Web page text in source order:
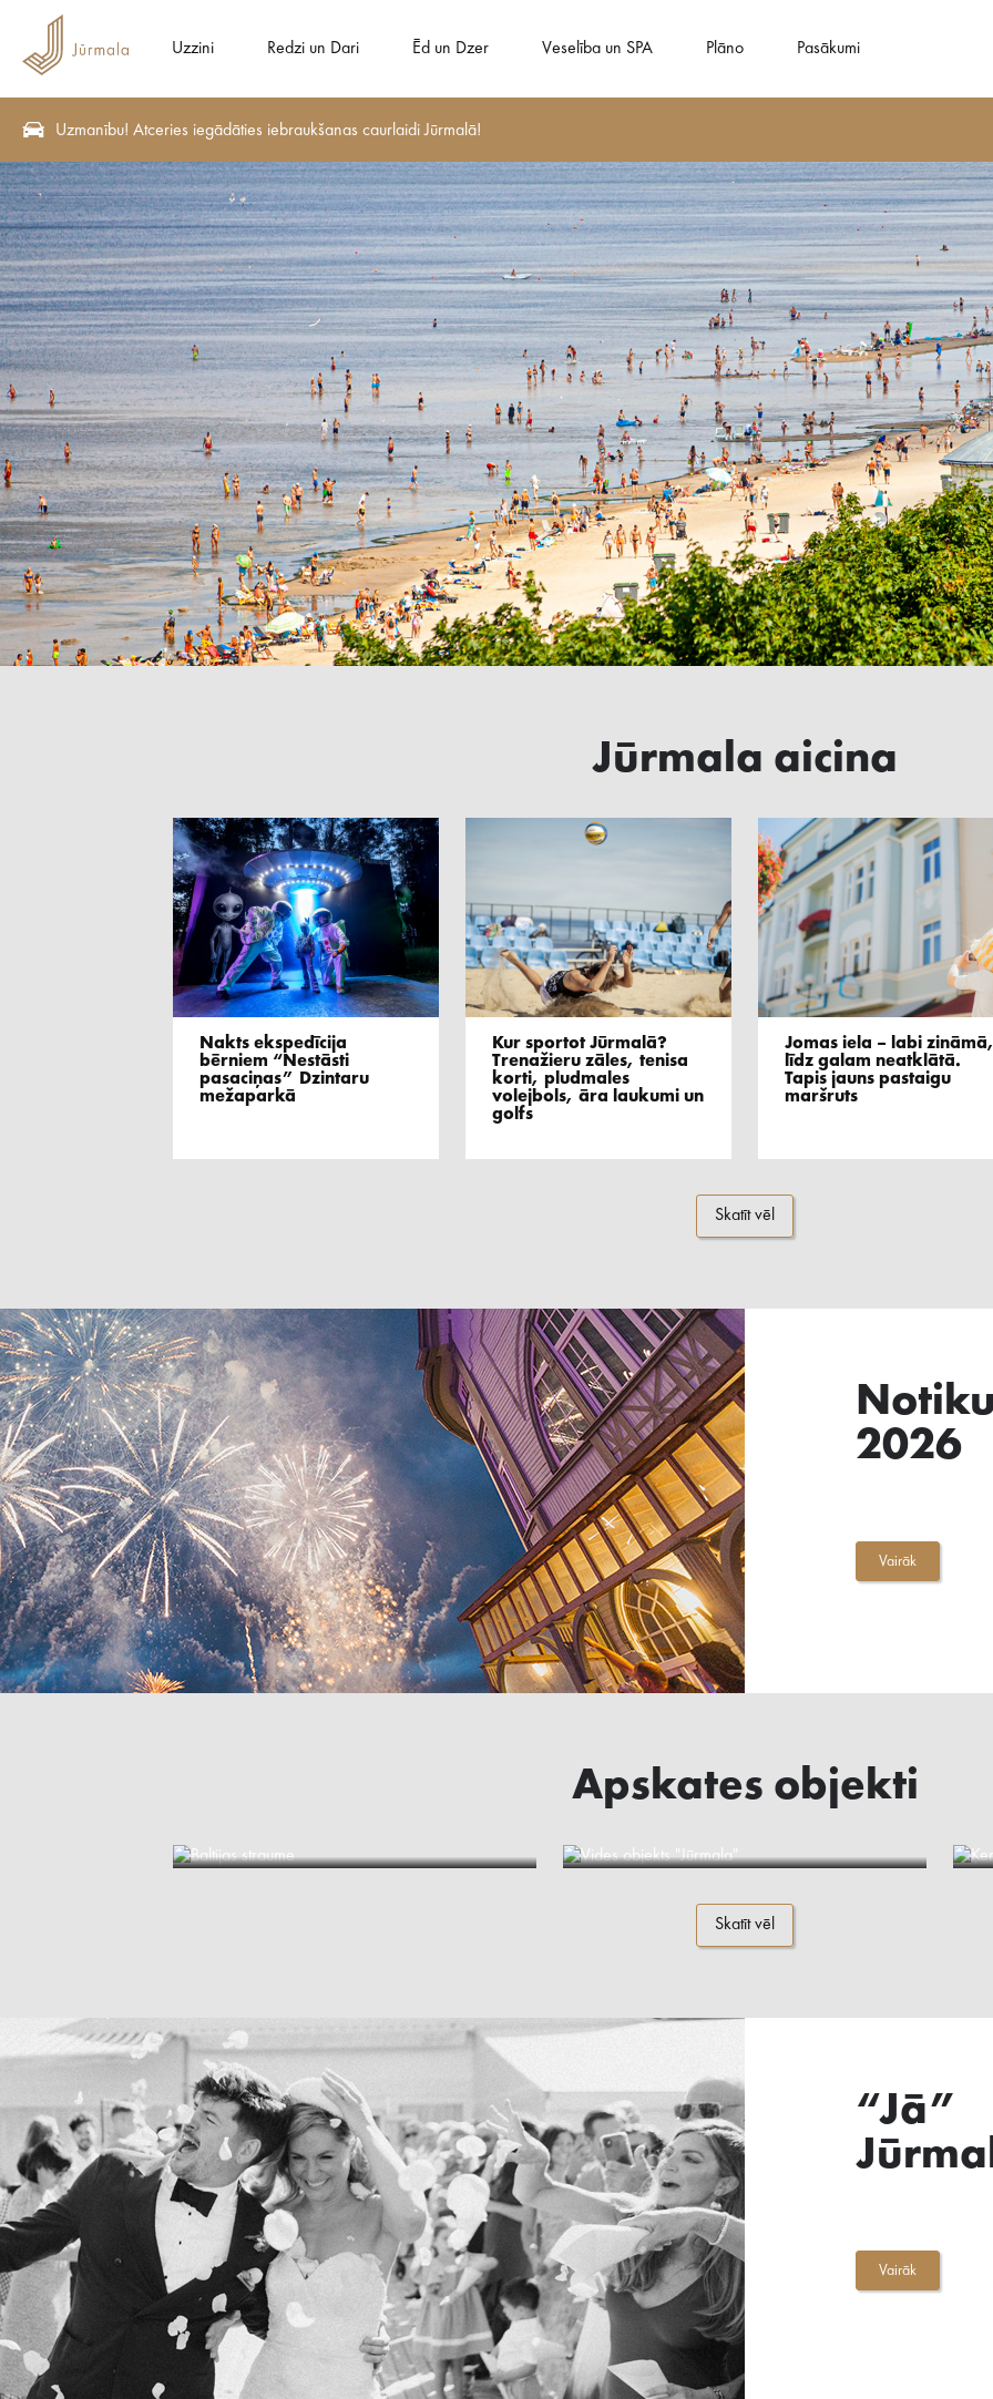
Uzzini Redzi un Dari Ēd un Dzer Veselība un SPA Plāno Pasākumi
Uzmanību! Atceries iegādāties iebraukšanas caurlaidi Jūrmalā!
Jūrmala aicina
Nakts ekspedīcija
bērniem “Nestāsti
pasaciņas” Dzintaru
mežaparkā
Kur sportot Jūrmalā?
Trenažieru zāles, tenisa
korti, pludmales
volejbols, āra laukumi un
golfs
Jomas iela – labi
līdz galam neatklātā.
Tapis jauns pastaigu
maršruts
Skatīt vēl
2026
Vairāk
Apskates objekti
Skatīt vēl
“Jā”
Vairāk